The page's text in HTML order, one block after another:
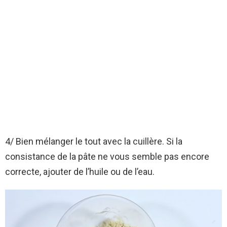
4/ Bien mélanger le tout avec la cuillère. Si la
consistance de la pâte ne vous semble pas encore
correcte, ajouter de l’huile ou de l’eau.